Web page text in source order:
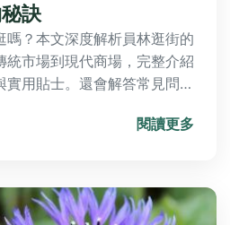
訣
嗎？本文深度解析員林逛街的
統市場到現代商場，完整介紹
實用貼士。還會解答常見問
。
閱讀更多